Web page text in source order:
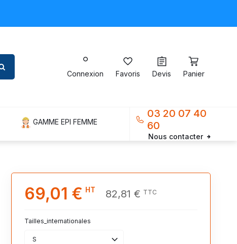
Connexion Favoris Devis Panier
GAMME EPI FEMME
03 20 07 40
60
Nous contacter
69,01 € HT 82,81 € TTC
Tailles_internationales
S